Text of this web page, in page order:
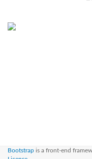
Bootstrap is a front-end